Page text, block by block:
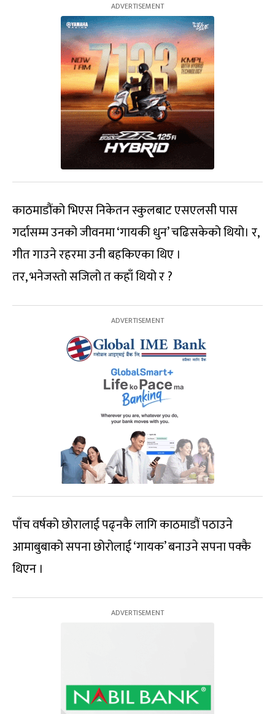
काठमाडौंको भिएस निकेतन स्कुलबाट एसएलसी पास
गर्दासम्म उनको जीवनमा ‘गायकी धुन’ चढिसकेको थियो। र,
गीत गाउने रहरमा उनी बहकिएका थिए ।
तर, भनेजस्तो सजिलो त कहाँ थियो र ?
पाँच वर्षको छोरालाई पढ्नकै लागि काठमाडौं पठाउने
आमाबुबाको सपना छोरोलाई ‘गायक’ बनाउने सपना पक्कै
थिएन ।